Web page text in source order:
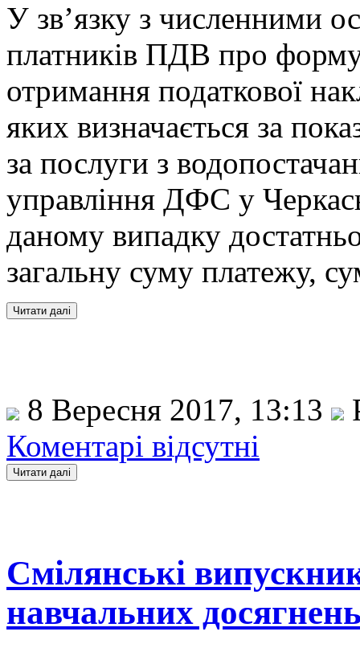
У зв’язку з численними
платників ПДВ про
отримання податкової
яких визначається за
за послуги з
управління ДФС у
даному випадку
загальну суму платежу,
8 Вересня 2017, 13:13
Коментарі відсутні
Смілянські
навчальних